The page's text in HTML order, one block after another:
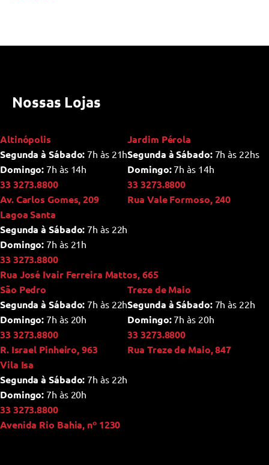
Nossas Lojas
Altinópolis
Segunda à Sábado: 7h às 21h
Domingo: 7h às 14h
33 3273.8800
Av. Carlos Gomes, 209
Jardim Pérola
Segunda à Sábado:7h às 22hs
Domingo:7h às 14h
33 3273.8800
Rua Vale Formoso, 240
Lagoa Santa
Segunda à Sábado: 7h às 22h
Domingo: 7h às 21h
33 3273.8800
Rua José Ivair Ferreira Mattos, 665
São Pedro
Segunda à Sábado: 7h às 22h
Domingo: 7h às 20h
33 3273.8800
R. Israel Pinheiro, 963
Treze de Maio
Segunda à Sábado:7h às 22h
Domingo:7h às 20h
33 3273.8800
Rua Treze de Maio, 847
Vila Isa
Segunda à Sábado: 7h às 22h
Domingo: 7h às 20h
33 3273.8800
Avenida Rio Bahia, nº 1230